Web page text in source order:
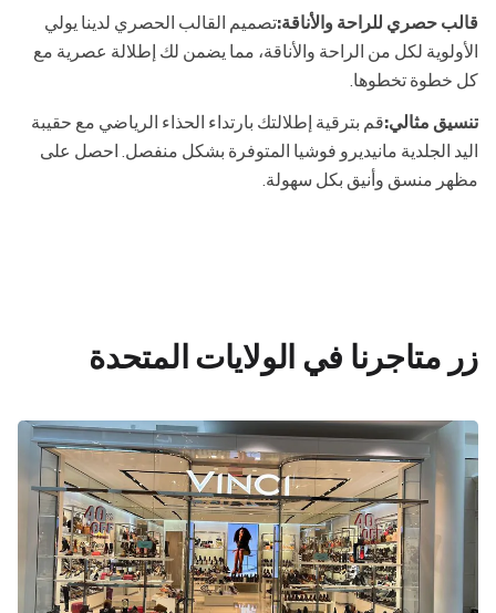
قالب حصري للراحة والأناقة:تصميم القالب الحصري لدينا يولي
الأولوية لكل من الراحة والأناقة، مما يضمن لك إطلالة عصرية مع
كل خطوة تخطوها.
تنسيق مثالي:قم بترقية إطلالتك بارتداء الحذاء الرياضي مع حقيبة
اليد الجلدية مانيديرو فوشيا المتوفرة بشكل منفصل. احصل على
مظهر منسق وأنيق بكل سهولة.
زر متاجرنا في الولايات المتحدة